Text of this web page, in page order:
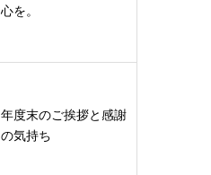
心を。
年度末のご挨拶と感謝
の気持ち